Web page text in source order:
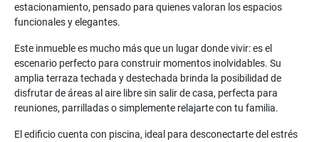
estacionamiento, pensado para quienes valoran los espacios
funcionales y elegantes.
Este inmueble es mucho más que un lugar donde vivir: es el
escenario perfecto para construir momentos inolvidables. Su
amplia terraza techada y destechada brinda la posibilidad de
disfrutar de áreas al aire libre sin salir de casa, perfecta para
reuniones, parrilladas o simplemente relajarte con tu familia.
El edificio cuenta con piscina, ideal para desconectarte del estrés